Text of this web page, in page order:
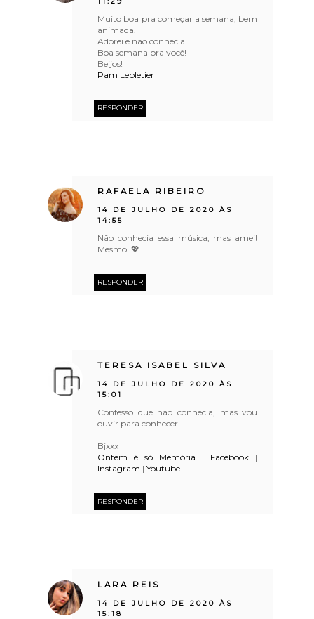
Muito boa pra começar a semana, bem
animada.
Adorei e não conhecia.
Boa semana pra você!
Beijos!
Pam Lepletier
RESPONDER
RAFAELA RIBEIRO
14 DE JULHO DE 2020 ÀS
14:55
Não conhecia essa música, mas amei!
Mesmo! 💖
RESPONDER
TERESA ISABEL SILVA
14 DE JULHO DE 2020 ÀS
15:01
Confesso que não conhecia, mas vou
ouvir para conhecer!
Bjxxx
Ontem é só Memória | Facebook |
Instagram |Youtube
RESPONDER
LARA REIS
14 DE JULHO DE 2020 ÀS
15:18